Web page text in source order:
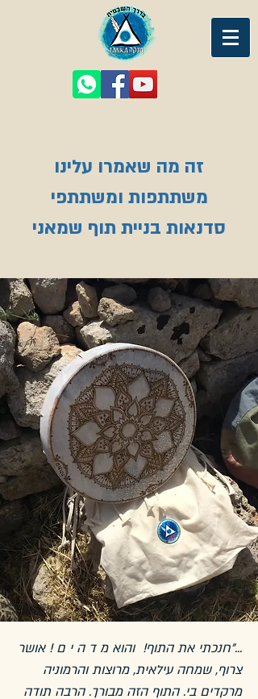
זה מה שאמרו עלינו
משתתפות ומשתתפי
סדנאות בניית תוף שמאני
..."חנכתי את התוף! והוא מ ד ה י ם ! אושר
צרוף, שמחה עילאית, מרוצות והרמוניה
מרקדים בי. התוף הזה מבורך. הרבה תודה